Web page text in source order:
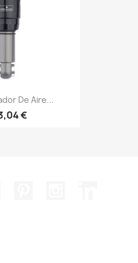
De Aire...
€